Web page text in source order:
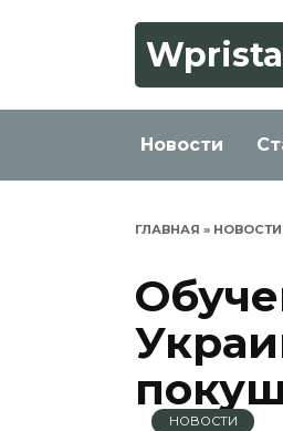
Новости
ГЛАВНАЯ » НОВОСТИ
НОВОСТИ